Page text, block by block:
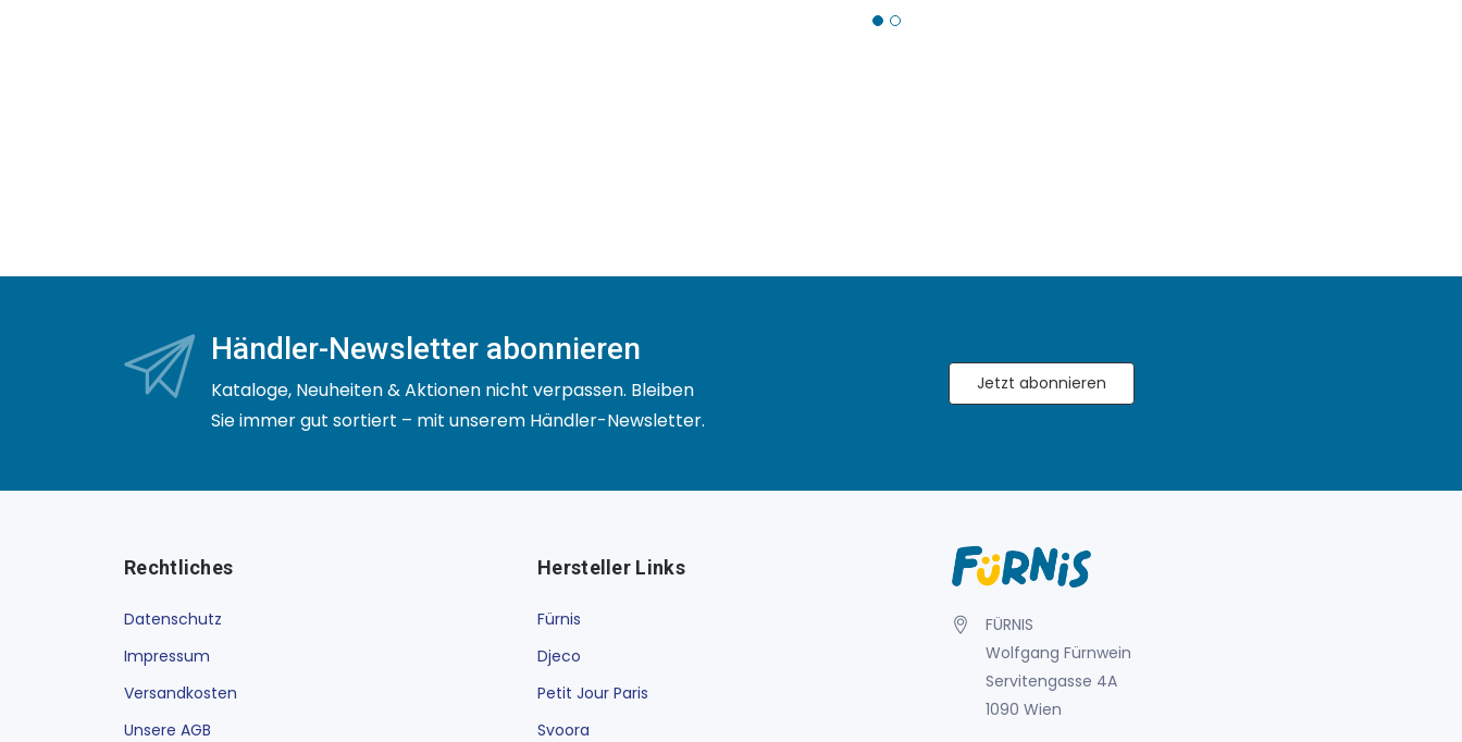
Händler-Newsletter abonnieren
Kataloge, Neuheiten & Aktionen nicht verpassen. Bleiben
Sie immer gut sortiert – mit unserem Händler-Newsletter.
Jetzt abonnieren
Rechtliches
Datenschutz
Impressum
Versandkosten
Unsere AGB
Hersteller Links
Fürnis
Djeco
Petit Jour Paris
Svoora
FÜRNIS
Wolfgang Fürnwein
Servitengasse 4A
1090 Wien